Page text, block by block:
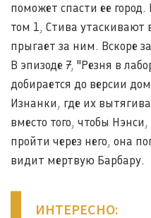
поможет спасти ее
том 1, Стива
прыгает за ним. Вскоре
В эпизоде 7, "Резня в
добирается до версии
Изнанки, где их
вместо того, чтобы
пройти через него, она
видит мертвую Барбару.
ИНТЕРЕСНО: